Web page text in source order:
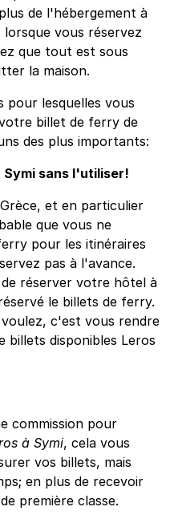
de l'hébergement à
vous réservez
que tout est sous
la maison.
pour lesquelles vous
billet de ferry de
des plus importants:
Symi sans l'utiliser!
et en particulier
que vous ne
pour les itinéraires
pas à l'avance.
réserver votre hôtel à
le billets de ferry.
c'est vous rendre
disponibles Leros
commission pour
à Symi, cela vous
vos billets, mais
en plus de recevoir
première classe.